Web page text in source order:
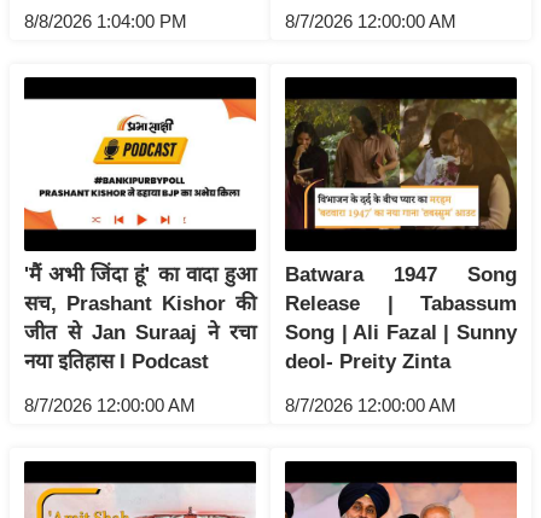
हॉ
वु
ड
स
क्षा
B
r
e
a
i
n
8/8/2026 1:04:00 PM 8/7/2026 12:00:00 AM
'मैं अभी जिंदा हूं' का वादा हुआ
सच, Prashant Kishor की
जीत से Jan Suraaj ने रचा
नया इतिहास I Podcast
8/7/2026 12:00:00 AM
Batwara 1947 Song
Release | Tabassum
Song | Ali Fazal | Sunny
deol- Preity Zinta
8/7/2026 12:00:00 AM